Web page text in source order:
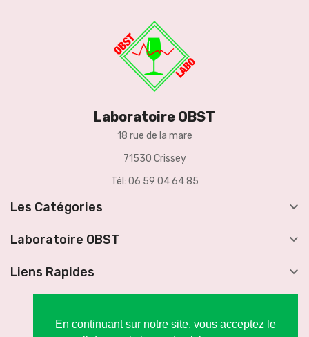
En continuant sur notre site, vous acceptez le
Laboratoire OBST
18 rue de la mare
71530 Crissey
Tél: 06 59 04 64 85
Les Catégories 
Laboratoire OBST 
Liens Rapides 